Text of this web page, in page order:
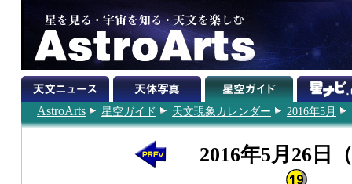
AstroArts 星空ガイド 天文現象カレンダー 2016年5月
2016年5月26日